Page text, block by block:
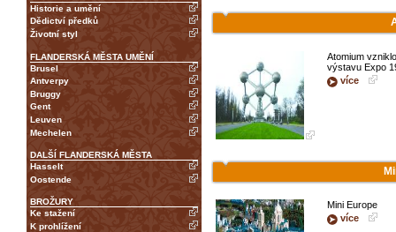
Historie a umění
Dědictví předků
Životní styl
FLANDERSKÁ MĚSTA UMĚNÍ
Brusel
Antverpy
Bruggy
Gent
Leuven
Mechelen
DALŠÍ FLANDERSKÁ MĚSTA
Hasselt
Oostende
BROŽURY
Ke stažení
K prohlížení
Atomium
výstavu Expo
více
Mini Europe
více